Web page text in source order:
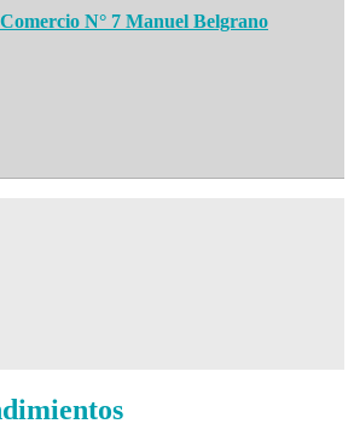
N° 7 Manuel Belgrano